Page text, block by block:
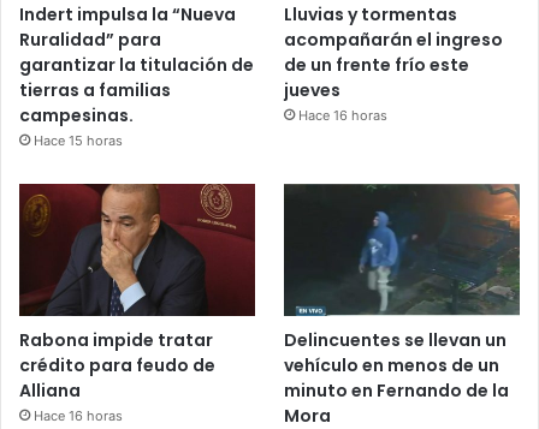
Indert impulsa la “Nueva
Ruralidad” para
garantizar la titulación de
tierras a familias
campesinas.
Hace 15 horas
Lluvias y tormentas
acompañarán el ingreso
de un frente frío este
jueves
Hace 16 horas
Rabona impide tratar
crédito para feudo de
Alliana
Hace 16 horas
Delincuentes se llevan un
vehículo en menos de un
minuto en Fernando de la
Mora